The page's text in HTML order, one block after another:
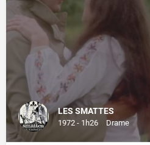
LES SMATTES
1972 - 1h26 Drame